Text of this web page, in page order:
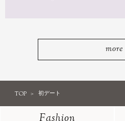
more
TOP 初デート